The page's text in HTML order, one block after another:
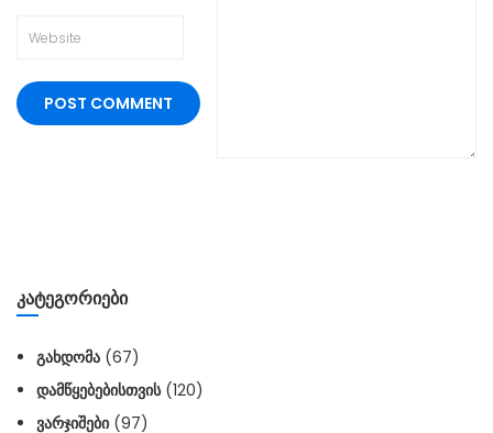
ᲙᲐᲢᲔᲒᲝᲠᲘᲔᲑᲘ
ᲒᲐᲮᲓᲝᲛᲐ (67)
ᲓᲐᲛᲬᲧᲔᲑᲔᲑᲘᲡᲗᲕᲘᲡ(120)
ᲕᲐᲠᲯᲘᲨᲔᲑᲘ (97)